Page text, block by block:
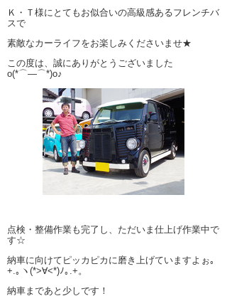
Ｋ・Ｔ様にとてもお似合いの高級感あるフレンチバ
スで
素敵なカーライフをお楽しみくださいませ★
この度は、誠にありがとうございました
o(*⌒―⌒*)o♪
点検・整備作業も完了し、ただいま仕上げ作業中で
す☆
納車に向けてピッカピカに磨き上げていますよぉ｡
+.｡ヽ(*>∀<*)ﾉ｡.+。
納車まであと少しです！